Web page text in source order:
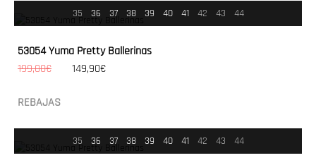
35 36 37 38 39 40 41 42 43 44
53054 Yuma Pretty Ballerinas
199,00€
149,90€
REBAJAS
35 36 37 38 39 40 41 42 43 44